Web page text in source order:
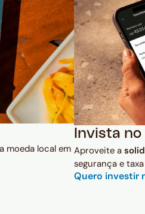
moeda local em
Invista
Aproveite a
segurança e
Quero investir